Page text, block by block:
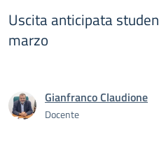
Uscita anticipata
marzo
Gianfranco Claudione
Docente